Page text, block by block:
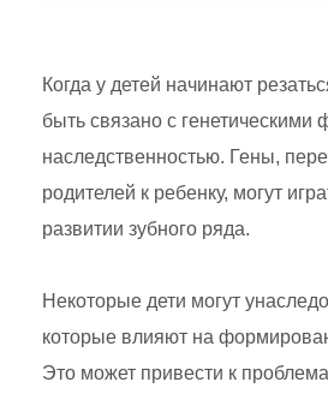
Когда у детей начинают
быть связано с генетическими
наследственностью. Гены,
родителей к ребенку, могут
развитии зубного ряда.
Некоторые дети могут
которые влияют на
Это может привести к